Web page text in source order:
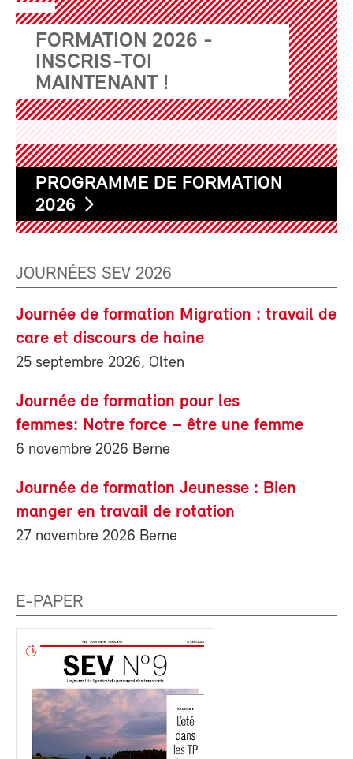
FORMATION 2026 -
INSCRIS-TOI
MAINTENANT !
PROGRAMME DE FORMATION
2026
JOURNÉES SEV 2026
Journée de formation Migration : travail de
care et discours de haine
25 septembre 2026, Olten
Journée de formation pour les
femmes: Notre force – être une femme
6 novembre 2026 Berne
Journée de formation Jeunesse : Bien
manger en travail de rotation
27 novembre 2026 Berne
E-PAPER